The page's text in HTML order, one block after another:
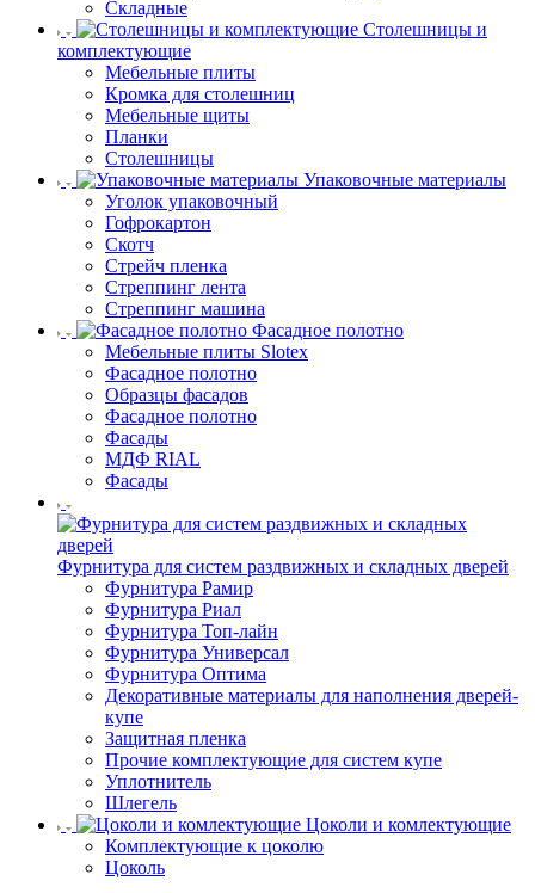
Складные
Столешницы и
комплектующие
Мебельные плиты
Кромка для столешниц
Мебельные щиты
Планки
Столешницы
Упаковочные материалы
Уголок упаковочный
Гофрокартон
Скотч
Стрейч пленка
Стреппинг лента
Стреппинг машина
Фасадное полотно
Мебельные плиты Slotex
Фасадное полотно
Образцы фасадов
Фасадное полотно
Фасады
МДФ RIAL
Фасады
Фурнитура для систем раздвижных и складных дверей
Фурнитура Рамир
Фурнитура Риал
Фурнитура Топ-лайн
Фурнитура Универсал
Фурнитура Оптима
Декоративные материалы для наполнения дверей-
купе
Защитная пленка
Прочие комплектующие для систем купе
Уплотнитель
Шлегель
Цоколи и комлектующие
Комплектующие к цоколю
Цоколь